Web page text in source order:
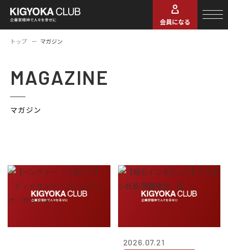
会員になる
トップ マガジン
MAGAZINE
マガジン
2026.07.21